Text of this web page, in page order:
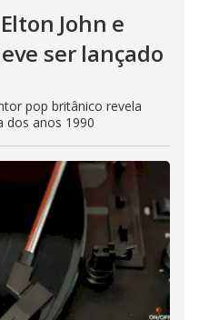
John e
ser lançado
pop britânico revela
dos anos 1990